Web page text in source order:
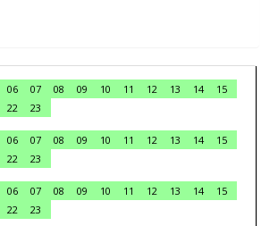
06 07 08 09 10 11 12 13 14
15
22
23
06 07 08 09 10 11 12 13 14
15
22
23
06 07 08 09 10 11 12 13 14
15
22
23